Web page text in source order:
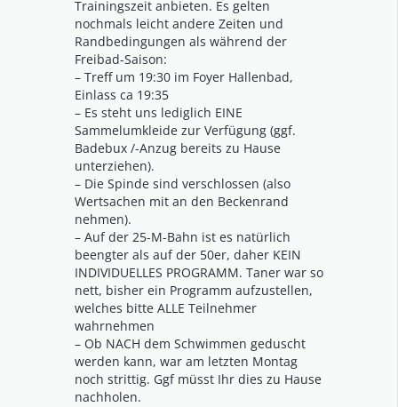
Trainingszeit anbieten. Es gelten
nochmals leicht andere Zeiten und
Randbedingungen als während der
Freibad-Saison:
– Treff um 19:30 im Foyer Hallenbad,
Einlass ca 19:35
– Es steht uns lediglich EINE
Sammelumkleide zur Verfügung (ggf.
Badebux /-Anzug bereits zu Hause
unterziehen).
– Die Spinde sind verschlossen (also
Wertsachen mit an den Beckenrand
nehmen).
– Auf der 25-M-Bahn ist es natürlich
beengter als auf der 50er, daher KEIN
INDIVIDUELLES PROGRAMM. Taner war so
nett, bisher ein Programm aufzustellen,
welches bitte ALLE Teilnehmer
wahrnehmen
– Ob NACH dem Schwimmen geduscht
werden kann, war am letzten Montag
noch strittig. Ggf müsst Ihr dies zu Hause
nachholen.